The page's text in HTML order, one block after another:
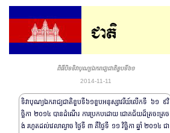
ពិធីបិទទិវាបុណ្យឯករាជ្យជាតិខួបទី៦១
2014-11-11
ទិវាបុណ្យឯករាជ្យជាតិខួបទី៦១ខួបអនុស្សាវរីយ៍លើកទី ៦១ ៩វិ
ច្ឆិកា ២០១៤ បានដំណើរ ការប្រកបដោយ ជោគជ័យដ៏ត្រចះត្រច
ង់ រហូតដល់វេលាល្ងាច ថ្ងៃទី ៣ គឺថ្ងៃទី ១១ វិច្ឆិកា ឆ្នាំ​ ២០១៤ ជា